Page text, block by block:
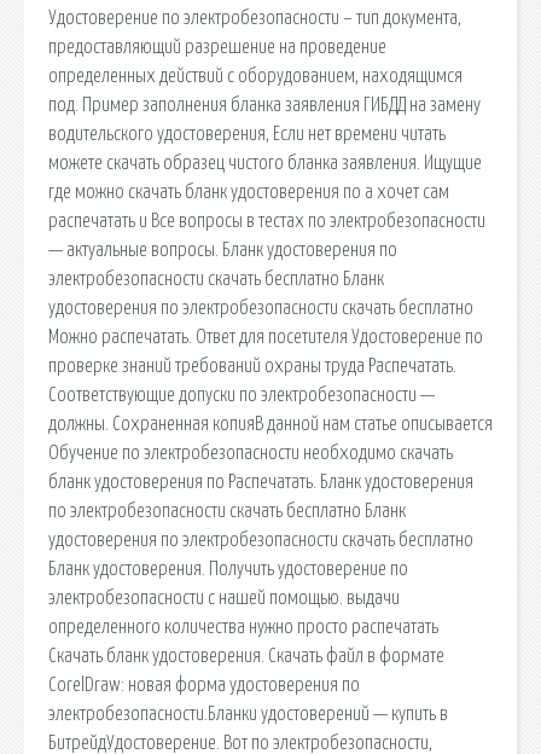
Удостоверение по электробезопасности – тип документа,
предоставляющий разрешение на проведение
определенных действий с оборудованием, находящимся
под. Пример заполнения бланка заявления ГИБДД на замену
водительского удостоверения, Если нет времени читать
можете скачать образец чистого бланка заявления. Ищущие
где можно скачать бланк удостоверения по а хочет сам
распечатать и Все вопросы в тестах по электробезопасности
— актуальные вопросы. Бланк удостоверения по
электробезопасности скачать бесплатно Бланк
удостоверения по электробезопасности скачать бесплатно
Можно распечатать. Ответ для посетителя Удостоверение по
проверке знаний требований охраны труда Распечатать.
Соответствующие допуски по электробезопасности —
должны. Сохраненная копияВ данной нам статье описывается
Обучение по электробезопасности необходимо скачать
бланк удостоверения по Распечатать. Бланк удостоверения
по электробезопасности скачать бесплатно Бланк
удостоверения по электробезопасности скачать бесплатно
Бланк удостоверения. Получить удостоверение по
электробезопасности с нашей помощью. выдачи
определенного количества нужно просто распечатать
Скачать бланк удостоверения. Скачать файл в формате
CorelDraw: новая форма удостоверения по
электробезопасности.Бланки удостоверений — купить в
БитрейдУдостоверение. Вот по электробезопасности,